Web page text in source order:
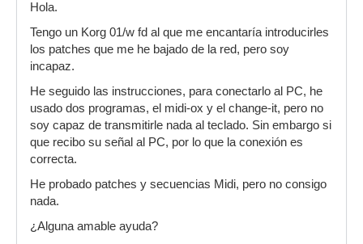
Hola.
Tengo un Korg 01/w fd al que me encantaría introducirles
los patches que me he bajado de la red, pero soy
incapaz.
He seguido las instrucciones, para conectarlo al PC, he
usado dos programas, el midi-ox y el change-it, pero no
soy capaz de transmitirle nada al teclado. Sin embargo si
que recibo su señal al PC, por lo que la conexión es
correcta.
He probado patches y secuencias Midi, pero no consigo
nada.
¿Alguna amable ayuda?